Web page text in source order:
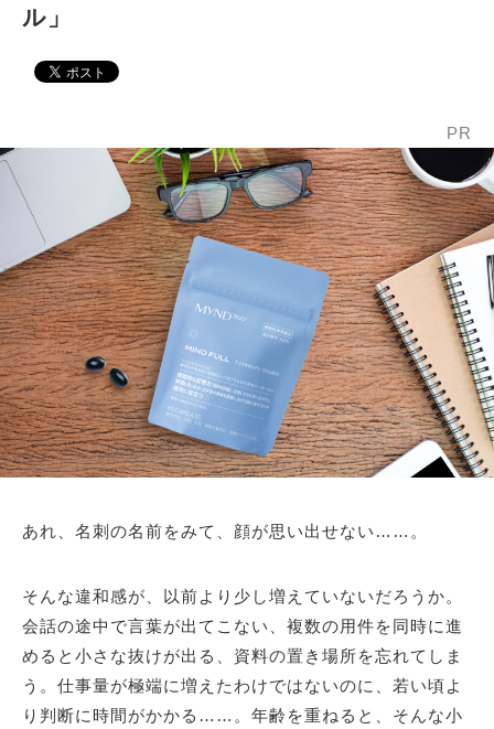
ル」
PR
あれ、名刺の名前をみて、顔が思い出せない……。
そんな違和感が、以前より少し増えていないだろうか。
会話の途中で言葉が出てこない、複数の用件を同時に進
めると小さな抜けが出る、資料の置き場所を忘れてしま
う。仕事量が極端に増えたわけではないのに、若い頃よ
り判断に時間がかかる……。年齢を重ねると、そんな小